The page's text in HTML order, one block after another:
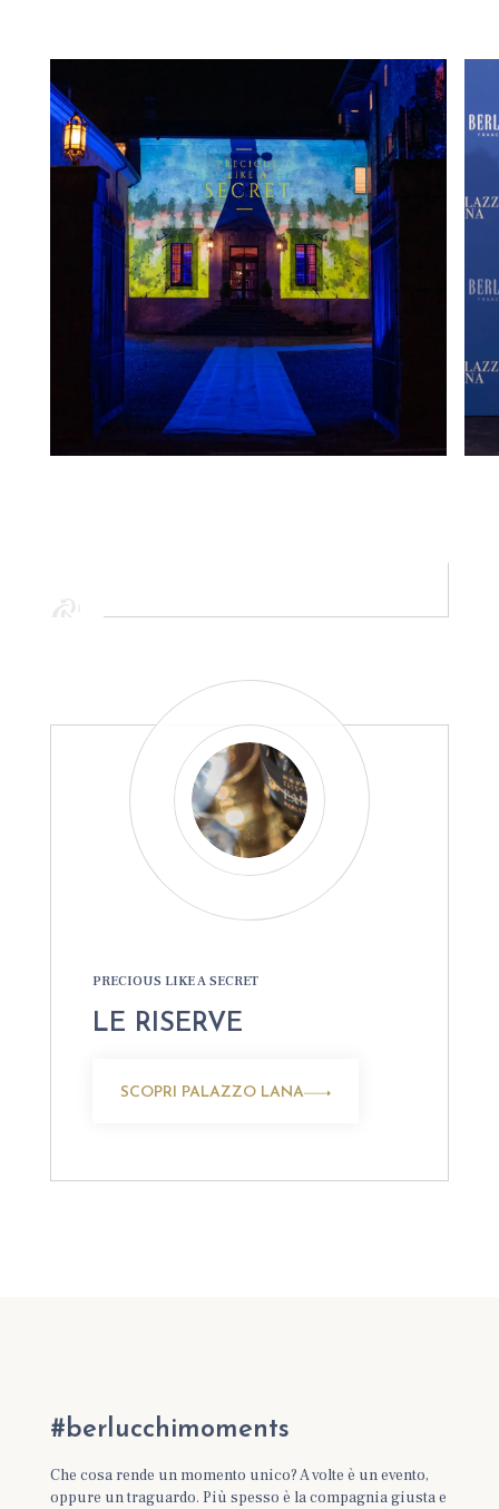
PRECIOUS LIKE A SECRET
LE RISERVE
SCOPRI PALAZZO LANA
#berlucchimoments
Che cosa rende un momento unico? A volte è un evento,
oppure un traguardo. Più spesso è la compagnia giusta e